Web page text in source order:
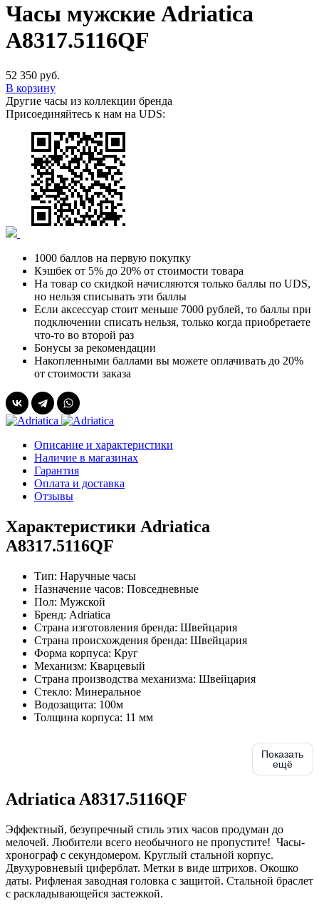
Часы мужские Adriatica
A8317.5116QF
52 350 руб.
В корзину
Другие часы из коллекции бренда
Присоединяйтесь к нам на UDS:
1000 баллов на первую покупку
Кэшбек от 5% до 20% от стоимости товара
На товар со скидкой начисляются только баллы по UDS,
но нельзя списывать эти баллы
Если аксессуар стоит меньше 7000 рублей, то баллы при
подключении списать нельзя, только когда приобретаете
что-то во второй раз
Бонусы за рекомендации
Накопленными баллами вы можете оплачивать до 20%
от стоимости заказа
Описание и характеристики
Наличие в магазинах
Гарантия
Оплата и доставка
Отзывы
Характеристики Adriatica
A8317.5116QF
Тип: Наручные часы
Назначение часов: Повседневные
Пол: Мужской
Бренд: Adriatica
Страна изготовления бренда: Швейцария
Страна происхождения бренда: Швейцария
Форма корпуса: Круг
Механизм: Кварцевый
Страна производства механизма: Швейцария
Стекло: Минеральное
Водозащита: 100м
Толщина корпуса: 11 мм
Показать
ещё
Adriatica A8317.5116QF
Эффектный, безупречный стиль этих часов продуман до
мелочей. Любители всего необычного не пропустите! Часы-
хронограф с секундомером. Круглый стальной корпус.
Двухуровневый циферблат. Метки в виде штрихов. Окошко
даты. Рифленая заводная головка с защитой. Стальной браслет
с раскладывающейся застежкой.